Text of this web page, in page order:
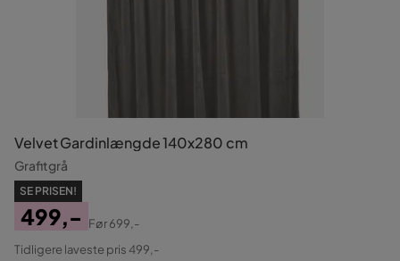
Velvet Gardinlængde 140x280 cm
Grafitgrå
SE PRISEN!
Pris
499,-
Original
Før699,-
Tidligere laveste pris 499,-